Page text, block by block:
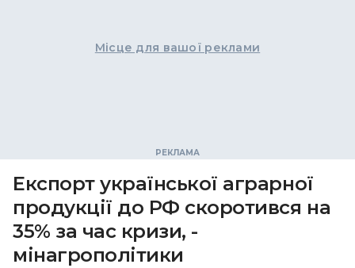
Місце для вашої реклами
Експорт української аграрної
продукції до РФ скоротився на
35% за час кризи, -
мінагрополітики